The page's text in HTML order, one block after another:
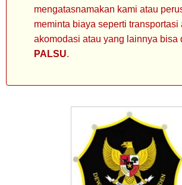
mengatasnamakan kami atau
meminta biaya seperti transportasi
akomodasi atau yang lainnya bisa
PALSU.